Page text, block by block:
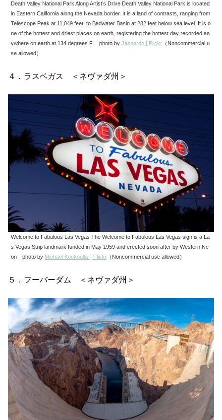
Death Valley National Park Along Artist’s Drive Death Valley National Park is located
in Eastern California along the Nevada border. It is a land of contrasts, ranging from
Telescope Peak at 11,049 feet, to Badwater Basin at 282 feet below sea level. It is o
ne of the hottest and driest places on earth, registering the hottest day recorded an
ywhere on earth at 134 degrees F. photo by Jasperdo | Flickr （Noncommercial u
se allowed）
４．ラスベガス ＜ネヴァダ州＞
Welcome to Fabulous Las Vegas The Welcome to Fabulous Las Vegas sign is a La
s Vegas Strip landmark funded in May 1959 and erected soon after by Western Ne
on photo by Michael Koukoullis | Flickr （Noncommercial use allowed）
５．フーバーダム ＜ネヴァダ州＞